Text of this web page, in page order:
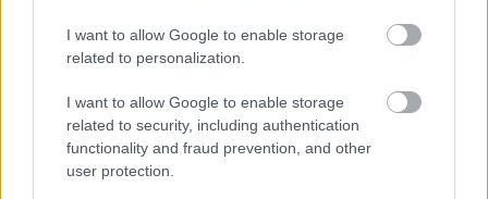
I want to allow Google to enable storage
related to personalization.
I want to allow Google to enable storage
related to security, including authentication
functionality and fraud prevention, and other
user protection.
A lendület azonban többször megfordult az év
Rosberg pedig inkább a stabil pontszerzésre és a
taktikus versenyzésre épített.